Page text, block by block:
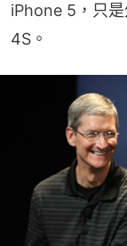
iPhone 5，只
4S。